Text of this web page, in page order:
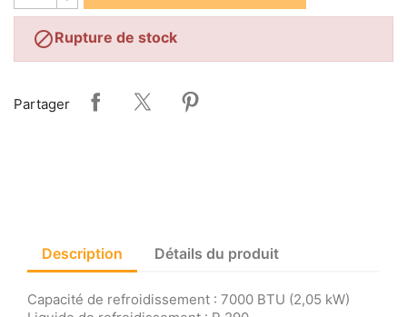
Rupture de stock
Partager
Description Détails du produit
Capacité de refroidissement : 7000 BTU (2,05 kW)